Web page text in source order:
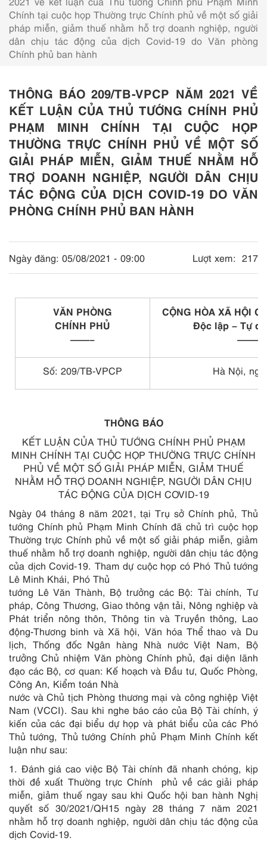
Chính tại cuộc họp Thường trực Chính phủ về một số giải
pháp miễn, giảm thuế nhằm hỗ trợ doanh nghiệp, người
dân chịu tác động của dịch Covid-19 do Văn phòng
Chính phủ ban hành
THÔNG BÁO 209/TB-VPCP NĂM 2021 VỀ
KẾT LUẬN CỦA THỦ TƯỚNG CHÍNH PHỦ
PHẠM MINH CHÍNH TẠI CUỘC HỌP
THƯỜNG TRỰC CHÍNH PHỦ VỀ MỘT SỐ
GIẢI PHÁP MIỄN, GIẢM THUẾ NHẰM HỖ
TRỢ DOANH NGHIỆP, NGƯỜI DÂN CHỊU
TÁC ĐỘNG CỦA DỊCH COVID-19 DO VĂN
PHÒNG CHÍNH PHỦ BAN HÀNH
Ngày đăng: 05/08/2021 - 09:00 Lượt xem: 217
VĂN PHÒNG
CHÍNH PHỦ
——–
CỘNG HÒA XÃ HỘI
Độc lập – Tự
Số: 209/TB-VPCP Hà Nội,
THÔNG BÁO
KẾT LUẬN CỦA THỦ TƯỚNG CHÍNH PHỦ PHẠM
MINH CHÍNH TẠI CUỘC HỌP THƯỜNG TRỰC CHÍNH
PHỦ VỀ MỘT SỐ GIẢI PHÁP MIỄN, GIẢM THUẾ
NHẰM HỖ TRỢ DOANH NGHIỆP, NGƯỜI DÂN CHỊU
TÁC ĐỘNG CỦA DỊCH COVID-19
Ngày 04 tháng 8 năm 2021, tại Trụ sở Chính phủ, Thủ
tướng Chính phủ Phạm Minh Chính đã chủ trì cuộc họp
Thường trực Chính phủ về một số giải pháp miễn, giảm
thuế nhằm hỗ trợ doanh nghiệp, người dân chịu tác động
của dịch Covid-19. Tham dự cuộc họp có Phó Thủ tướng
Lê Minh Khái, Phó Thủ
tướng Lê Văn Thành, Bộ trưởng các Bộ: Tài chính, Tư
pháp, Công Thương, Giao thông vận tải, Nông nghiệp và
Phát triển nông thôn, Thông tin và Truyền thông, Lao
động-Thương binh và Xã hội, Văn hóa Thể thao và Du
lịch, Thống đốc Ngân hàng Nhà nước Việt Nam, Bộ
trưởng Chủ nhiệm Văn phòng Chính phủ, đại diện lãnh
đạo các Bộ, cơ quan: Kế hoạch và Đầu tư, Quốc Phòng,
Công An, Kiểm toán Nhà
nước và Chủ tịch Phòng thương mại và công nghiệp Việt
Nam (VCCI). Sau khi nghe báo cáo của Bộ Tài chính, ý
kiến của các đại biểu dự họp và phát biểu của các Phó
Thủ tướng, Thủ tướng Chính phủ Phạm Minh Chính kết
luận như sau:
1. Đánh giá cao việc Bộ Tài chính đã nhanh chóng, kịp
thời đề xuất Thường trực Chính phủ về các giải pháp
miễn, giảm thuế ngay sau khi Quốc hội ban hành Nghị
quyết số 30/2021/QH15 ngày 28 tháng 7 năm 2021
nhằm hỗ trợ doanh nghiệp, người dân chịu tác động của
dịch Covid-19.